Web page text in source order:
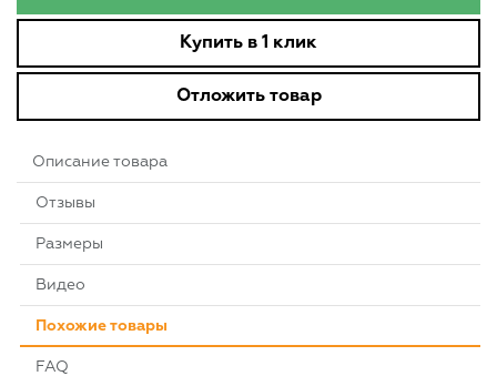
Купить в 1 клик
Отложить товар
Описание товара
Отзывы
Размеры
Видео
Похожие товары
FAQ